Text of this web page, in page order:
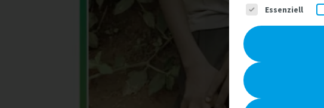
Es folgt eine Liste
Essenziell